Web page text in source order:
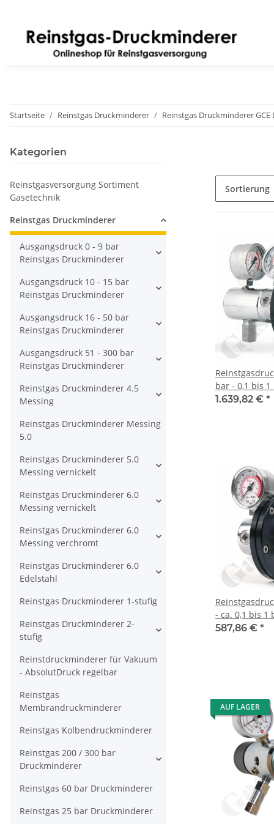
Startseite Reinstgas Druckminderer Reinstgas Druckminderer GCE
Sortierung
bar - 0,1 bis
stufig - IN /
1.639,82 € *
- ca. 0,1 bis 1
stufig - IN /
587,86 € *
AUF LAGER
Kategorien
Reinstgasversorgung Sortiment
Gasetechnik
Reinstgas Druckminderer
Ausgangsdruck 0 - 9 bar
Reinstgas Druckminderer
Ausgangsdruck 10 - 15 bar
Reinstgas Druckminderer
Ausgangsdruck 16 - 50 bar
Reinstgas Druckminderer
Ausgangsdruck 51 - 300 bar
Reinstgas Druckminderer
Reinstgas Druckminderer 4.5
Messing
Reinstgas Druckminderer Messing
5.0
Reinstgas Druckminderer 5.0
Messing vernickelt
Reinstgas Druckminderer 6.0
Messing vernickelt
Reinstgas Druckminderer 6.0
Messing verchromt
Reinstgas Druckminderer 6.0
Edelstahl
Reinstgas Druckminderer 1-stufig
Reinstgas Druckminderer 2-
stufig
Reinstdruckminderer für Vakuum
- AbsolutDruck regelbar
Reinstgas
Membrandruckminderer
Reinstgas Kolbendruckminderer
Reinstgas 200 / 300 bar
Druckminderer
Reinstgas 60 bar Druckminderer
Reinstgas 25 bar Druckminderer